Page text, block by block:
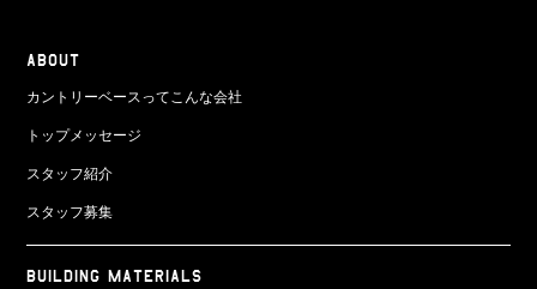
ABOUT
カントリーベースってこんな会社
トップメッセージ
スタッフ紹介
スタッフ募集
BUILDING MATERIALS